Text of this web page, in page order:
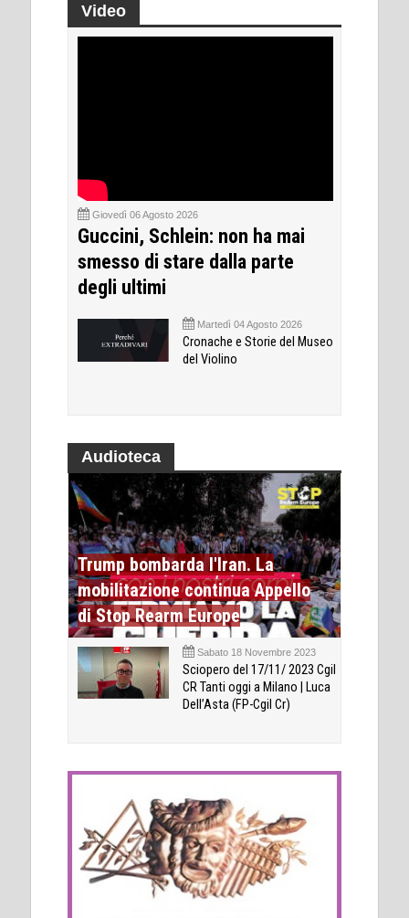
Video
Giovedì 06 Agosto 2026
Guccini, Schlein: non ha mai
smesso di stare dalla parte
degli ultimi
Martedì 04 Agosto 2026
Cronache e Storie del Museo
del Violino
Audioteca
Trump bombarda l'Iran. La
mobilitazione continua Appello
di Stop Rearm Europe
Sabato 18 Novembre 2023
Sciopero del 17/11/ 2023 Cgil
CR Tanti oggi a Milano | Luca
Dell’Asta (FP-Cgil Cr)